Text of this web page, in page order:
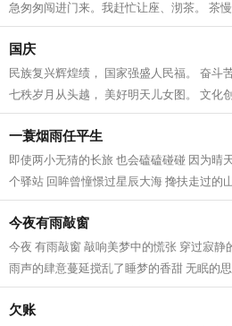
急匆匆闯进门来。我赶忙让座、沏茶。 茶
手上。老俞象往常一样，边谢坐边儒...
国庆
民族复兴辉煌绩， 国家强盛人民福。 奋斗
七秩岁月从头越， 美好明天儿女图。 文化
途。...
一蓑烟雨任平生
即使两小无猜的长旅 也会磕磕碰碰 因为晴
个驿站 回眸曾憧憬过星辰大海 搀扶走过的
把彼此交给时间 交给阳光 交给爱...
今夜有雨敲窗
今夜 有雨敲窗 敲响美梦中的慌张 穿过寂
雨声的肆意蔓延搅乱了睡梦的香甜 无眠的
儿时的无忧和童年 不知觉中已步...
欠账